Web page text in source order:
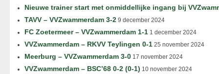
Nieuwe trainer start met onmiddellijke ingang bij
TAVV – VVZwammerdam 3-2 9 december 2024
FC Zoetermeer – VVZwammerdam 1-1 1 december 2024
VVZwammerdam – RKVV Teylingen 0-1 25 november 2024
Meerburg – VVZwammerdam 3-0 17 november 2024
VVZwammerdam – BSC’68 0-2 (0-1) 10 november 2024